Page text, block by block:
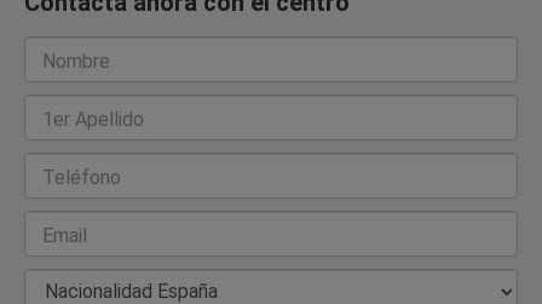
Nombre
1er Apellido
Teléfono
Email
Nacionalidad